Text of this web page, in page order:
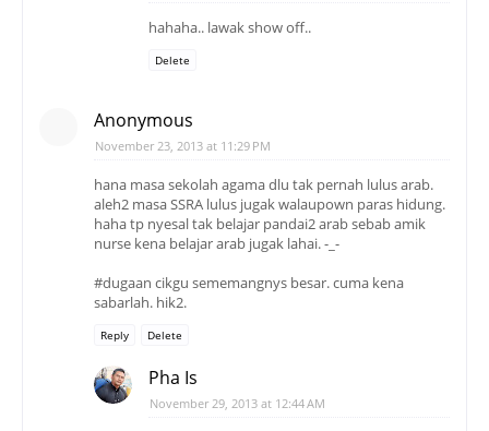
hahaha.. lawak show off..
Delete
Anonymous
November 23, 2013 at 11:29 PM
hana masa sekolah agama dlu tak pernah lulus arab.
aleh2 masa SSRA lulus jugak walaupown paras hidung.
haha tp nyesal tak belajar pandai2 arab sebab amik
nurse kena belajar arab jugak lahai. -_-
#dugaan cikgu sememangnys besar. cuma kena
sabarlah. hik2.
Reply Delete
Pha Is
November 29, 2013 at 12:44 AM